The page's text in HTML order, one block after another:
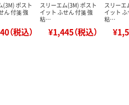
(3M) ポスト
ん 付箋 強
（税込）
スリーエム(3M) ポスト
イット ふせん 付箋 強
粘…
¥1,445（税込）
スリーエ
イット
粘…